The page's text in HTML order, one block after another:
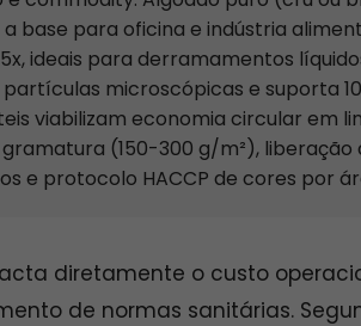
base para oficina e indústria
ideais para derramamentos
microscópicas e suporta
viabilizam economia circular em
(150-300 g/m²), liberação
e protocolo HACCP de cores por
diretamente o custo
de normas sanitárias.